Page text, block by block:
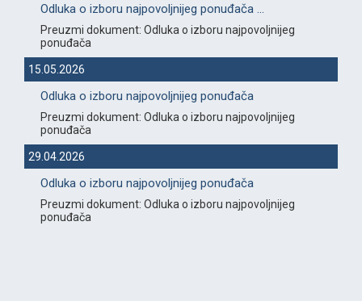
Odluka o izboru najpovoljnijeg ponuđača ...
Preuzmi dokument: Odluka o izboru najpovoljnijeg
ponuđača
15.05.2026
Odluka o izboru najpovoljnijeg ponuđača
Preuzmi dokument: Odluka o izboru najpovoljnijeg
ponuđača
29.04.2026
Odluka o izboru najpovoljnijeg ponuđača
Preuzmi dokument: Odluka o izboru najpovoljnijeg
ponuđača